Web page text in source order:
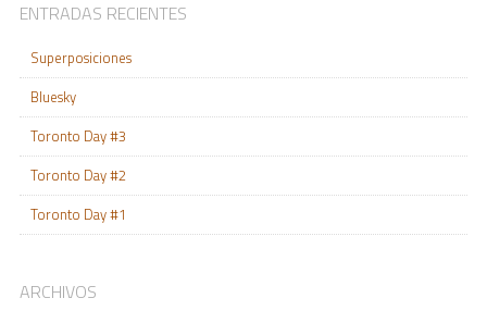
ENTRADAS RECIENTES
Superposiciones
Bluesky
Toronto Day #3
Toronto Day #2
Toronto Day #1
ARCHIVOS